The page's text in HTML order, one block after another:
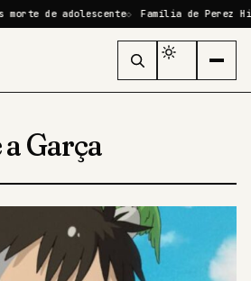
de adolescente Família de Perez
Garça